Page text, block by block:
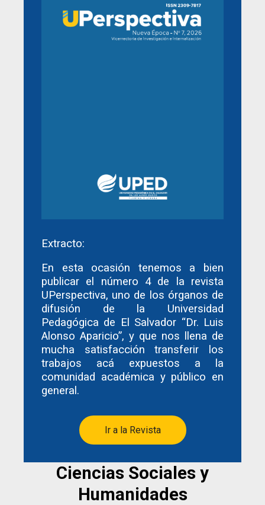
Extracto:
En esta ocasión tenemos a bien
publicar el número 4 de la revista
UPerspectiva, uno de los órganos de
difusión de la Universidad
Pedagógica de El Salvador “Dr. Luis
Alonso Aparicio”, y que nos llena de
mucha satisfacción transferir los
trabajos acá expuestos a la
comunidad académica y público en
general.
Ir a la Revista
Ciencias Sociales y
Humanidades